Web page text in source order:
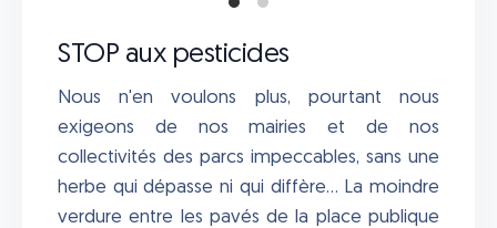
STOP aux pesticides
Nous n'en voulons plus, pourtant nous
exigeons de nos mairies et de nos
collectivités des parcs impeccables, sans une
herbe qui dépasse ni qui diffère... La moindre
verdure entre les pavés de la place publique